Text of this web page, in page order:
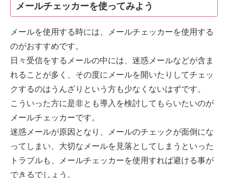
メールチェッカーを使ってみよう
メールを使用する時には、メールチェッカーを使用する
のがおすすめです。
日々受信をするメールの中には、迷惑メールなどが含ま
れることが多く、その度にメールを開いたりしてチェッ
クするのはうんざりという方も少なくないはずです。
こういった方に是非とも導入を検討してもらいたいのが
メールチェッカーです。
迷惑メールが原因となり、メールのチェックが面倒にな
ってしまい、大切なメールを見落としてしまうといった
トラブルも、メールチェッカーを使用すれば避ける事が
できるでしょう。